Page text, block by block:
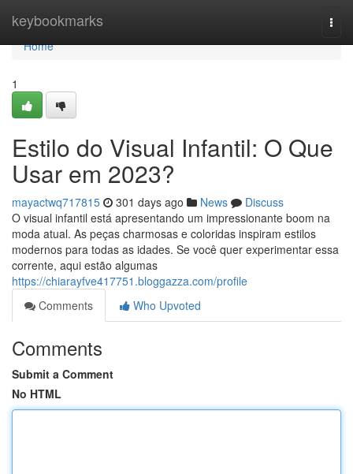
keybookmarks
Home
Home
1
Estilo do Visual Infantil: O Que
Usar em 2023?
mayactwq717815 301 days ago News
Discuss
O visual infantil está apresentando um impressionante boom na
moda atual. As peças charmosas e coloridas inspiram estilos
modernos para todas as idades. Se você quer experimentar essa
corrente, aqui estão algumas
https://chiarayfve417751.bloggazza.com/profile
Comments
Who Upvoted
Comments
Submit a Comment
No HTML